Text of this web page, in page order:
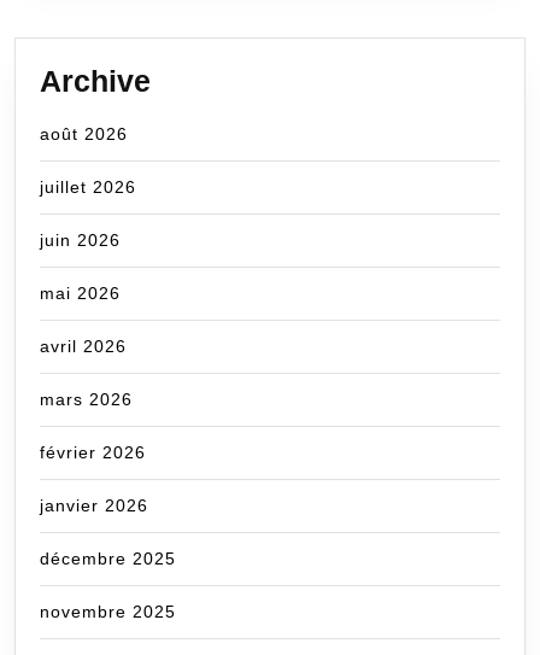
Archive
août 2026
juillet 2026
juin 2026
mai 2026
avril 2026
mars 2026
février 2026
janvier 2026
décembre 2025
novembre 2025